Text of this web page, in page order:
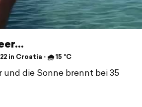
in Croatia ⋅ 🌧 15 °C
und die Sonne brennt bei 35